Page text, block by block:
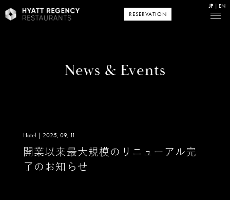
RESERVATION
JP EN
News & Events
Hotel | 2025, 09, 11
開業以来最大規模のリニューアル完
了のお知らせ